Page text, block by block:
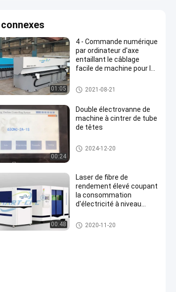
01:05
4 - Commande numérique
par ordinateur d'axe
entaillant le câblage
facile de machine pour le
aluminium
Machine de cannelure de la co
mmande numérique par ordin
2021-08-21
00:24
Double électrovanne de
machine à cintrer de tube
de têtes
machine à cintrer de tuyau
2024-12-20
00:48
Laser de fibre de
rendement élevé coupant
la consommation
d'électricité à niveau
découpeuse de laser de fibre
2020-11-20